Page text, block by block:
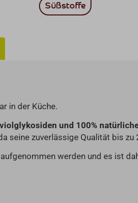
Süßstoffe
in der Küche.
und 100%
seine zuverlässige Qualität bis zu
werden und es ist